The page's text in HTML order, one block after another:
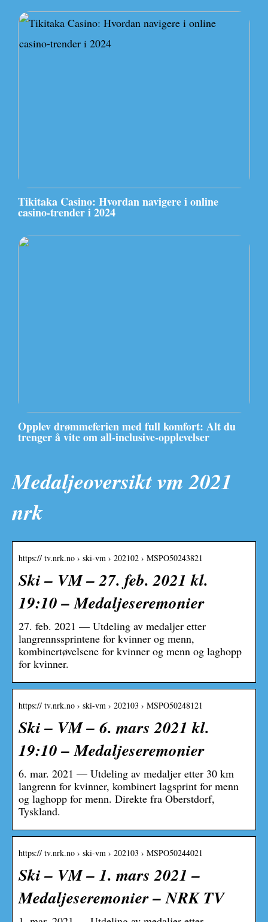
Tikitaka Casino: Hvordan navigere i online
casino-trender i 2024
Opplev drømmeferien med full komfort: Alt du
trenger å vite om all-inclusive-opplevelser
Medaljeoversikt vm 2021
nrk
https:// tv.nrk.no › ski-vm › 202102 › MSPO50243821
Ski – VM – 27. feb. 2021 kl.
19:10 – Medaljeseremonier
27. feb. 2021 — Utdeling av medaljer etter
langrennssprintene for kvinner og menn,
kombinertøvelsene for kvinner og menn og laghopp
for kvinner.
https:// tv.nrk.no › ski-vm › 202103 › MSPO50248121
Ski – VM – 6. mars 2021 kl.
19:10 – Medaljeseremonier
6. mar. 2021 — Utdeling av medaljer etter 30 km
langrenn for kvinner, kombinert lagsprint for menn
og laghopp for menn. Direkte fra Oberstdorf,
Tyskland.
https:// tv.nrk.no › ski-vm › 202103 › MSPO50244021
Ski – VM – 1. mars 2021 –
Medaljeseremonier – NRK TV